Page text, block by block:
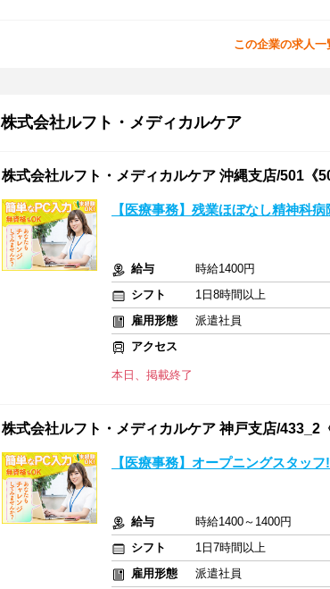
この企業の求人一
株式会社ルフト・メディカルケア
株式会社ルフト・メディカルケア 沖縄支店/501《
【医療事務】残業ほぼなし精神科
給与
時給1400円
シフト
1日8時間以上
雇用形態
派遣社員
アクセス
本日、掲載終了
株式会社ルフト・メディカルケア 神戸支店/433_2
【医療事務】オープニングスタッ
給与
時給1400～1400円
シフト
1日7時間以上
雇用形態
派遣社員